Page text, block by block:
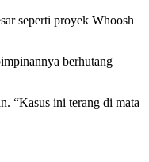
seperti proyek Whoosh
berhutang
“Kasus ini terang di mata